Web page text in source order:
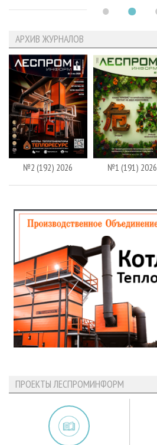
АРХИВ ЖУРНАЛОВ
№2 (192) 2026 №1 (191) 2026
ПРОЕКТЫ ЛЕСПРОМИНФОРМ